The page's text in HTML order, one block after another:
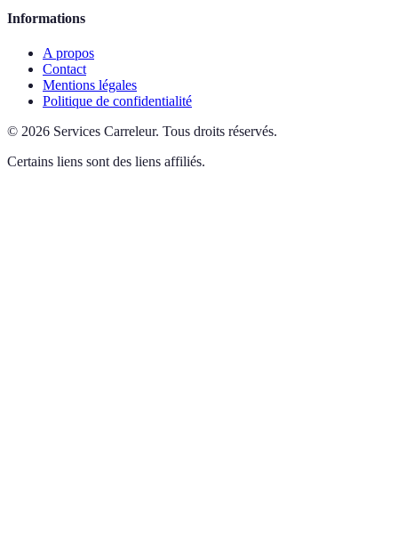
Informations
A propos
Contact
Mentions légales
Politique de confidentialité
© 2026 Services Carreleur. Tous droits réservés.
Certains liens sont des liens affiliés.